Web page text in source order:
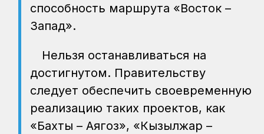
способность маршрута «Восток –
Запад».
Нельзя останавливаться на
достигнутом. Правительству
следует обеспечить своевременную
реализацию таких проектов, как
«Бахты – Аягоз», «Кызылжар –